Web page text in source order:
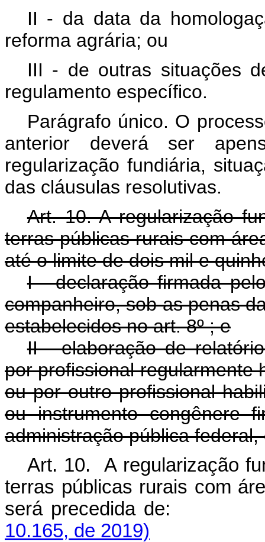
II - da data da
reforma agrária; ou
III - de outras situações
regulamento específico.
Parágrafo único. O
anterior deverá ser
regularização fundiária,
das cláusulas resolutivas.
Art. 10. A regularização
terras públicas rurais com
até o limite de dois mil e
I - declaração firmada
companheiro, sob as penas
estabelecidos no art. 8º ; e
II - elaboração de
por profissional regularmente
ou por outro profissional
ou instrumento congênere
administração pública
Art. 10. A regularização
terras públicas rurais com
será precedida
10.165, de 2019)